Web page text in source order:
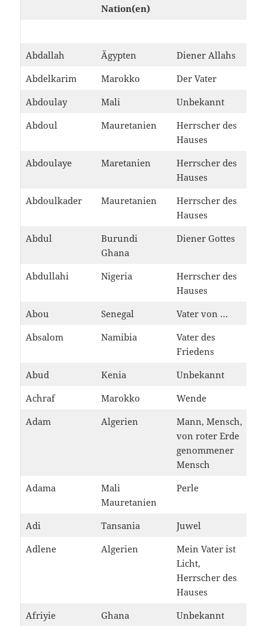
Nation(en)
Abdallah Ägypten
Diener Allahs
Abdelkarim
Marokko
Der Vater
Abdoulay
Mali
Unbekannt
Abdoul
Mauretanien
Herrscher des
Hauses
Abdoulaye
Maretanien
Herrscher des
Hauses
Abdoulkader
Mauretanien
Herrscher des
Hauses
Abdul
Burundi
Ghana
Diener Gottes
Abdullahi Nigeria
Herrscher des
Hauses
Abou
Senegal
Vater von …
Absalom
Namibia
Vater des
Friedens
Abud
Kenia
Unbekannt
Achraf
Marokko
Wende
Adam
Algerien
Mann, Mensch,
von roter Erde
genommener
Mensch
Adama
Mali
Mauretanien
Perle
Adi Tansania
Juwel
Adlene
Algerien
Mein Vater ist
Licht,
Herrscher des
Hauses
Afriyie
Ghana
Unbekannt